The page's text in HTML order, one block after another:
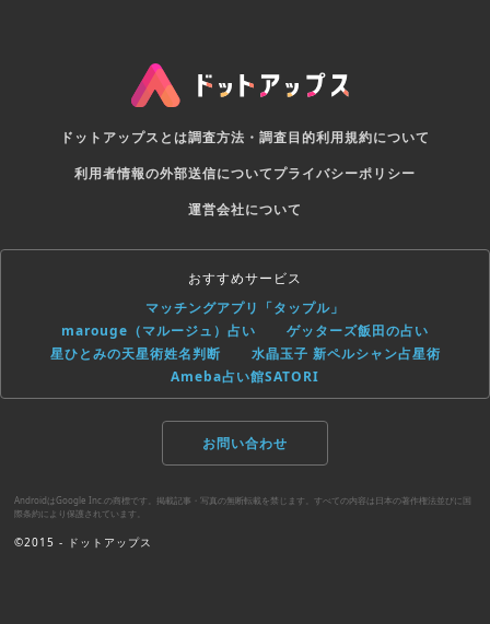
ドットアップスとは調査方法・調査目的利用規約について
利用者情報の外部送信についてプライバシーポリシー
運営会社について
おすすめサービス
マッチングアプリ「タップル」
marouge（マルージュ）占い
ゲッターズ飯田の占い
星ひとみの天星術姓名判断
水晶玉子 新ペルシャン占星術
Ameba占い館SATORI
お問い合わせ
AndroidはGoogle Inc.の商標です。掲載記事・写真の無断転載を禁じます。すべての内容は日本の著作権法並びに国
際条約により保護されています。
©2015 - ドットアップス